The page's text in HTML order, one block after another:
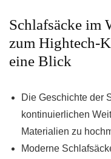
Schlafsäcke im
zum Hightech-
eine Blick
Die Geschichte der
kontinuierlichen
Materialien zu
Moderne